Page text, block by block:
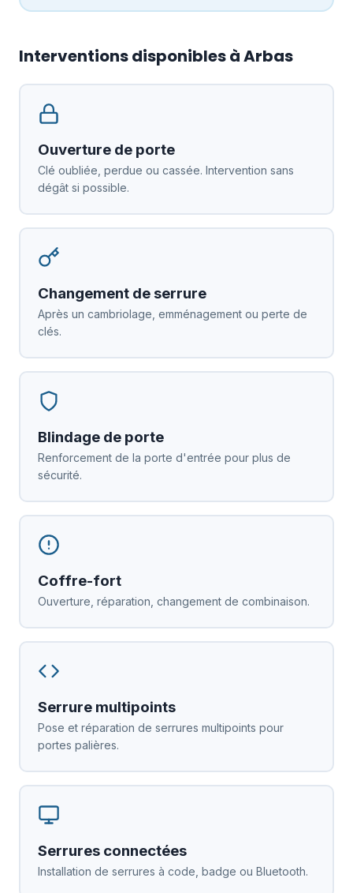
Interventions disponibles à Arbas
Ouverture de porte
Clé oubliée, perdue ou cassée. Intervention sans
dégât si possible.
Changement de serrure
Après un cambriolage, emménagement ou perte de
clés.
Blindage de porte
Renforcement de la porte d'entrée pour plus de
sécurité.
Coffre-fort
Ouverture, réparation, changement de combinaison.
Serrure multipoints
Pose et réparation de serrures multipoints pour
portes palières.
Serrures connectées
Installation de serrures à code, badge ou Bluetooth.